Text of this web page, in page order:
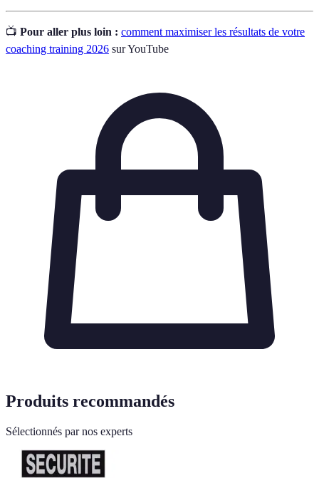
📺 Pour aller plus loin : comment maximiser les résultats de votre
coaching training 2026 sur YouTube
Produits recommandés
Sélectionnés par nos experts